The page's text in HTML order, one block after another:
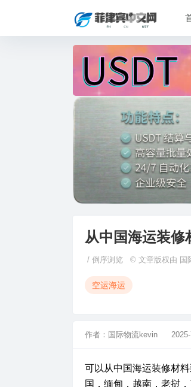
从中国海运装修
/ 倒序浏览 © 文章版权由 国
空运海运
作者： 国际物流kevin
可以从中国海运装修材
国，缅甸，越南，老挝